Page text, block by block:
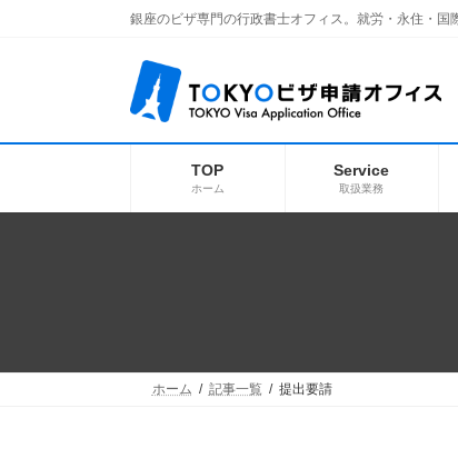
銀座のビザ専門の行政書士オフィス。就労・永住・国
TOP
ホーム
Service
取扱業務
ホーム 記事一覧 提出要請